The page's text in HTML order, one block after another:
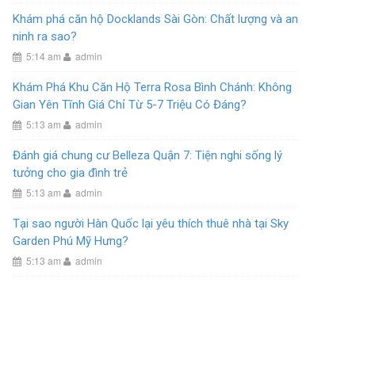
Khám phá căn hộ Docklands Sài Gòn: Chất lượng và an
ninh ra sao?
5:14 am admin
Khám Phá Khu Căn Hộ Terra Rosa Bình Chánh: Không
Gian Yên Tĩnh Giá Chỉ Từ 5-7 Triệu Có Đáng?
5:13 am admin
Đánh giá chung cư Belleza Quận 7: Tiện nghi sống lý
tưởng cho gia đình trẻ
5:13 am admin
Tại sao người Hàn Quốc lại yêu thích thuê nhà tại Sky
Garden Phú Mỹ Hưng?
5:13 am admin